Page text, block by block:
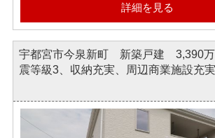
昨日マイカーのタイヤ交換の予約を致しま
タイヤクロークを使用しているので、取り
換までの時間を見る必要があります。
また、更新料で年1万円強かかるようです。
現在自宅保管に切り替えようか本気で検討
です。
弊社では各ポータルサイトへ掲載されてい
詳細を見る
宇都宮市今泉新町 新築戸建 3,390
震等級3、収納充実、周辺商業施設充実